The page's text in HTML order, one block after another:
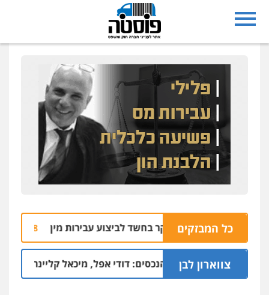
כל המבזקים
ראשון לציון נחקר בחשד לביצוע עבירות מין 05.08 | 10:05
צווארון לבן
הסתרת-הנכסים: דודי אפל, מיכאל קליינר והאחים איציק